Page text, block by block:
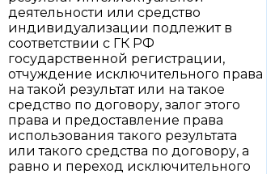
деятельности или средство
индивидуализации подлежит в
соответствии с ГК РФ
государственной регистрации,
отчуждение исключительного права
на такой результат или на такое
средство по договору, залог этого
права и предоставление права
использования такого результата
или такого средства по договору, а
равно и переход исключительного